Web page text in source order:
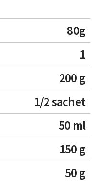
80g
1
200 g
1/2 sachet
50 ml
150 g
50 g